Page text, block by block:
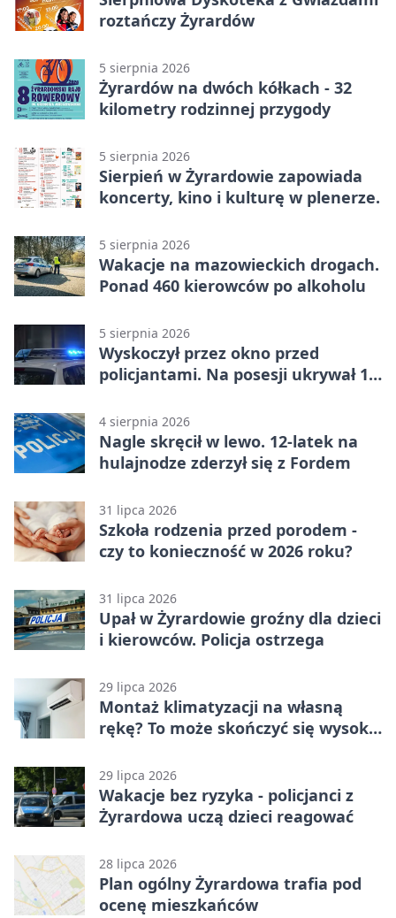
roztańczy Żyrardów
5 sierpnia 2026
Żyrardów na dwóch kółkach - 32
kilometry rodzinnej przygody
5 sierpnia 2026
Sierpień w Żyrardowie zapowiada
koncerty, kino i kulturę w plenerze.
5 sierpnia 2026
Wakacje na mazowieckich drogach.
Ponad 460 kierowców po alkoholu
5 sierpnia 2026
Wyskoczył przez okno przed
policjantami. Na posesji ukrywał 12
4 sierpnia 2026
Nagle skręcił w lewo. 12-latek na
hulajnodze zderzył się z Fordem
31 lipca 2026
Szkoła rodzenia przed porodem -
czy to konieczność w 2026 roku?
31 lipca 2026
Upał w Żyrardowie groźny dla dzieci
i kierowców. Policja ostrzega
29 lipca 2026
Montaż klimatyzacji na własną
rękę? To może skończyć się wysoką
29 lipca 2026
Wakacje bez ryzyka - policjanci z
Żyrardowa uczą dzieci reagować
28 lipca 2026
Plan ogólny Żyrardowa trafia pod
ocenę mieszkańców